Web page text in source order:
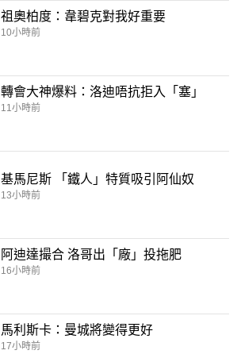
祖奧柏度：韋碧克對我好重要
10小時前
轉會大神爆料：洛迪唔抗拒入「塞」
11小時前
基馬尼斯 「鐵人」特質吸引阿仙奴
13小時前
阿迪達撮合 洛哥出「廠」投拖肥
16小時前
馬利斯卡：曼城將變得更好
17小時前